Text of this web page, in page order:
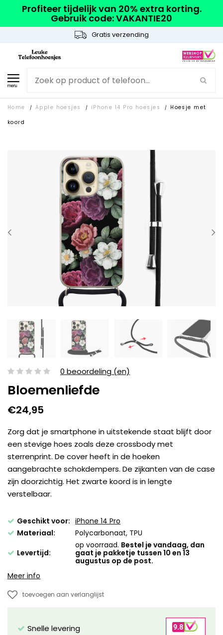
Profiteer tijdelijk van 20% extra korting.
Gebruik code: VAKANTIE20
Gratis verzending
menu
Home / Apple hoesjes / iPhone 14 Pro hoesjes /
Hoesje met
koord
0 beoordeling (en)
Bloemenliefde
€24,95
Zorg dat je smartphone in uitstekende staat blijft door
een stevige hoes zoals deze crossbody met
sterrenprint. De cover heeft in de hoeken
aangebrachte schokdempers. De zijkanten van de case
zijn doorzichtig. Het zwarte koord is in lengte
verstelbaar.
Geschikt voor: iPhone 14 Pro
Materiaal:
Polycarbonaat, TPU
Levertijd:
op voorraad. Bestel je vandaag, dan
gaat je pakketje tussen 10 en 13
augustus op de post.
Meer info
toevoegen aan verlanglijst
Snelle levering